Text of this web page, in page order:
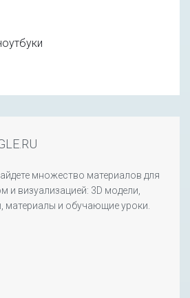
множество материалов для
и визуализацией: 3D модели,
материалы и обучающие уроки.